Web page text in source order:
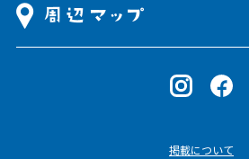
掲載について